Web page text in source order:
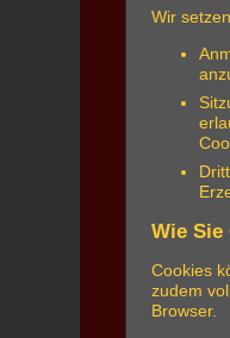
Wir
Wie Sie
Cookies
zudem
Browser.